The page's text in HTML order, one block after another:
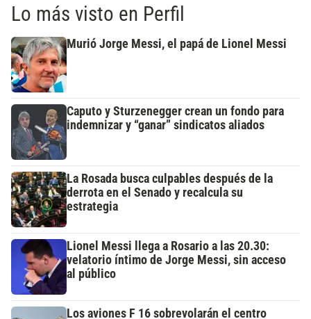
Lo más visto en Perfil
Murió Jorge Messi, el papá de Lionel Messi
Caputo y Sturzenegger crean un fondo para
indemnizar y “ganar” sindicatos aliados
La Rosada busca culpables después de la
derrota en el Senado y recalcula su
estrategia
Lionel Messi llega a Rosario a las 20.30:
velatorio íntimo de Jorge Messi, sin acceso
al público
Los aviones F 16 sobrevolarán el centro